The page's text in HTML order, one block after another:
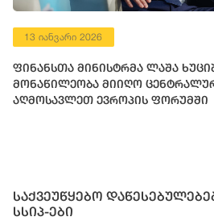
13 იანვარი 2026
ფინანსთა მინისტრმა ლაშა
მონაწილეობა მიიღო ცენტრალური და
აღმოსავლეთ ევროპის ფორუმში
საქვეუწყებო
სსიპ-ები